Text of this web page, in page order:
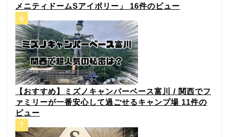
メニティドームSアイボリー」 16件のビュー
【おすすめ】ミズノキャンパーベース富川 / 関西でフ
ァミリーが一番安心して過ごせるキャンプ場 11件の
ビュー